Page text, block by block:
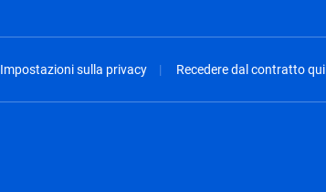
Impostazioni sulla privacy Recedere dal contratto qui